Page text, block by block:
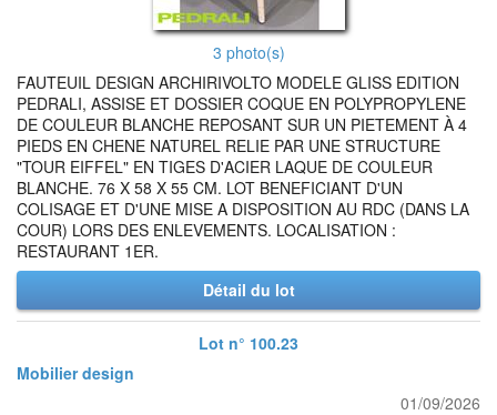
3 photo(s)
FAUTEUIL DESIGN ARCHIRIVOLTO MODELE GLISS EDITION
PEDRALI, ASSISE ET DOSSIER COQUE EN POLYPROPYLENE
DE COULEUR BLANCHE REPOSANT SUR UN PIETEMENT À 4
PIEDS EN CHENE NATUREL RELIE PAR UNE STRUCTURE
"TOUR EIFFEL" EN TIGES D'ACIER LAQUE DE COULEUR
BLANCHE. 76 X 58 X 55 CM. LOT BENEFICIANT D'UN
COLISAGE ET D'UNE MISE A DISPOSITION AU RDC (DANS LA
COUR) LORS DES ENLEVEMENTS. LOCALISATION :
RESTAURANT 1ER.
Détail du lot
Lot n° 100.23
Mobilier design
01/09/2026